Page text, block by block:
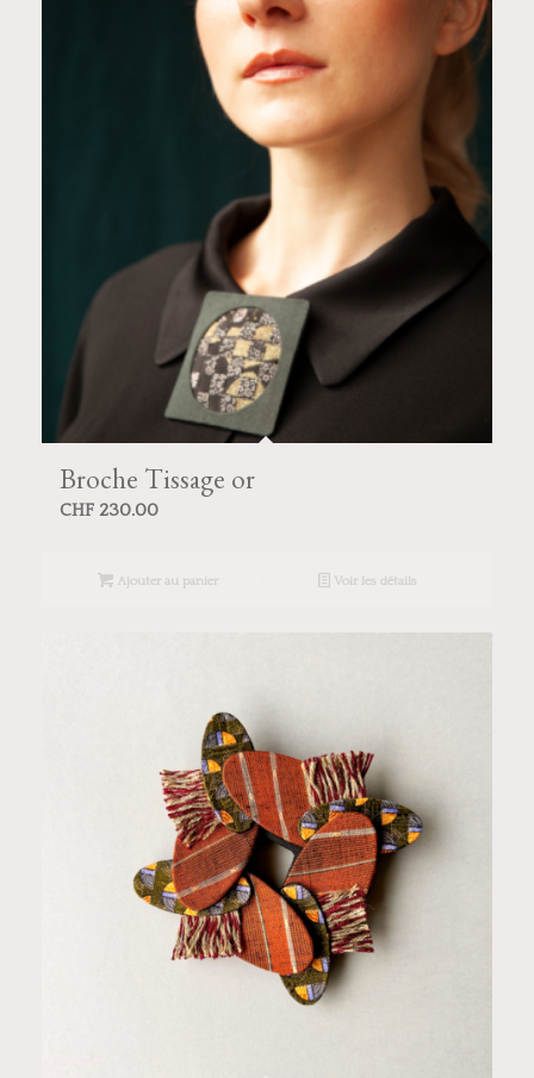
Broche Tissage or
CHF230.00
Ajouter au panier Voir les détails